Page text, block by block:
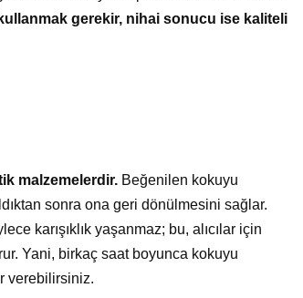
gerekir, nihai sonucu ise kaliteli
malzemelerdir. Beğenilen kokuyu
sonra ona geri dönülmesini sağlar.
karışıklık yaşanmaz; bu, alıcılar için
Yani, birkaç saat boyunca kokuyu
verebilirsiniz.